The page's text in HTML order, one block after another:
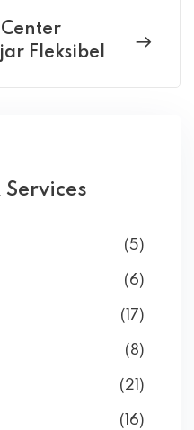
Fleksibel
Services
(5)
(6)
(17)
(8)
(21)
(16)